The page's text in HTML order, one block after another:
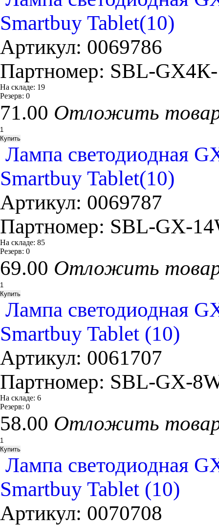
Smartbuy Tablet(10)
Артикул: 0069786
Партномер: SBL-
На складе: 19
Резерв: 0
71.00 Отложить
Лампа светодиодная
Smartbuy Tablet(10)
Артикул: 0069787
Партномер: SBL-GX-
На складе: 85
Резерв: 0
69.00 Отложить
Лампа светодиодная
Smartbuy Tablet (10)
Артикул: 0061707
Партномер: SBL-GX-
На складе: 6
Резерв: 0
58.00 Отложить
Лампа светодиодная
Smartbuy Tablet (10)
Артикул: 0070708